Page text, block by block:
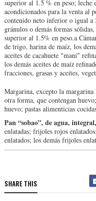
superior al 1.5 % en peso; leche
acondicionados para la venta al
contenido neto inferior o igual a
gránulos o demás formas
superior al 1.5% en peso.a
de trigo, harina de maíz, los
aceites de cacahuete "maní"
los demás aceites de maíz
fracciones, grasas y aceites,
Margarina, excepto la
otra forma, que contengan
huevo; pastas alimenticias
Pan “sobao”, de agua,
enlatadas; frijoles rojos
enlatados; los demás frijoles
SHARE THIS